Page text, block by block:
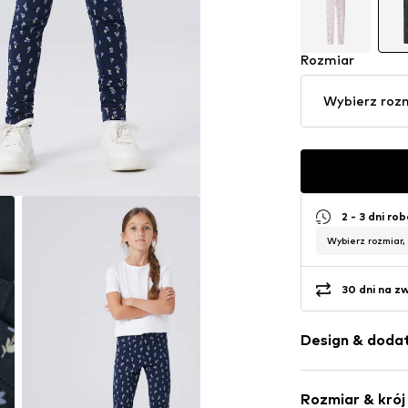
Rozmiar
Wybierz
2 - 3 dni
Wybierz
30 dni na
Design &
Dżersej
Rozmiar & krój